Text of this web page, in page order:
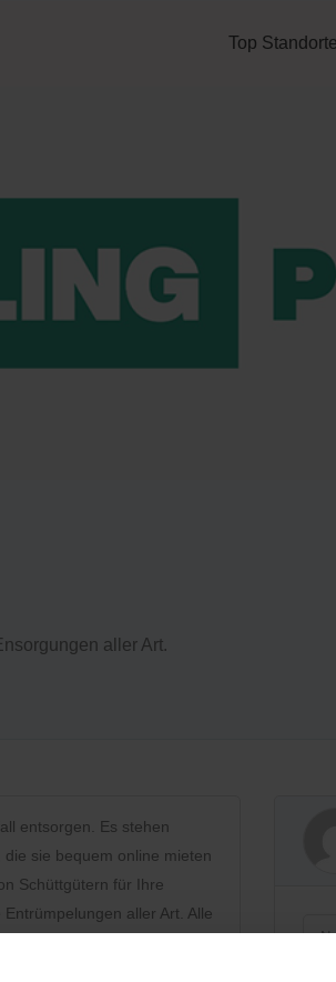
Top Standorte
aller Art.
entsorgen. Es stehen
sie bequem online mieten
Schüttgütern für Ihre
aller Art. Alle
werden.